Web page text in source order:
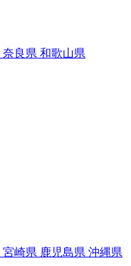
奈良県 和歌山県
宮崎県 鹿児島県 沖縄県